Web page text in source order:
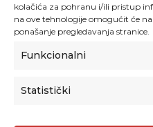
kolačića za pohranu i/ili pristup
na ove tehnologije omogućit će
ponašanje pregledavanja stranice.
Funkcionalni
Statistički